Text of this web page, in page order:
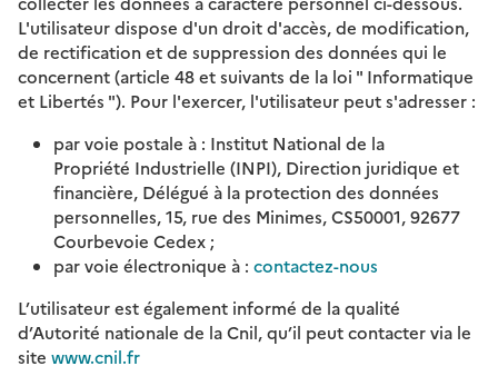
L'utilisateur dispose d'un droit d'accès, de modification,
de rectification et de suppression des données qui le
concernent (article 48 et suivants de la loi " Informatique
et Libertés "). Pour l'exercer, l'utilisateur peut s'adresser :
par voie postale à : Institut National de la
Propriété Industrielle (INPI), Direction juridique et
financière, Délégué à la protection des données
personnelles, 15, rue des Minimes, CS50001, 92677
Courbevoie Cedex ;
par voie électronique à : contactez-nous
L’utilisateur est également informé de la qualité
d’Autorité nationale de la Cnil, qu’il peut contacter via le
site www.cnil.fr